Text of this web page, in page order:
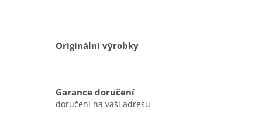
Originální výrobky
Garance doručení
doručení na vaši adresu